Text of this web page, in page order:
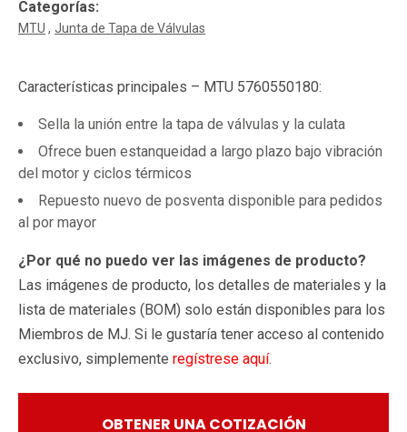
Categorías:
MTU Junta de Tapa de Válvulas
Características principales – MTU 5760550180:
Sella la unión entre la tapa de válvulas y la culata
Ofrece buen estanqueidad a largo plazo bajo vibración
del motor y ciclos térmicos
Repuesto nuevo de posventa disponible para pedidos
al por mayor
¿Por qué no puedo ver las imágenes de producto?
Las imágenes de producto, los detalles de materiales y la
lista de materiales (BOM) solo están disponibles para los
Miembros de MJ. Si le gustaría tener acceso al contenido
exclusivo, simplemente regístrese aquí.
OBTENER UNA COTIZACIÓN